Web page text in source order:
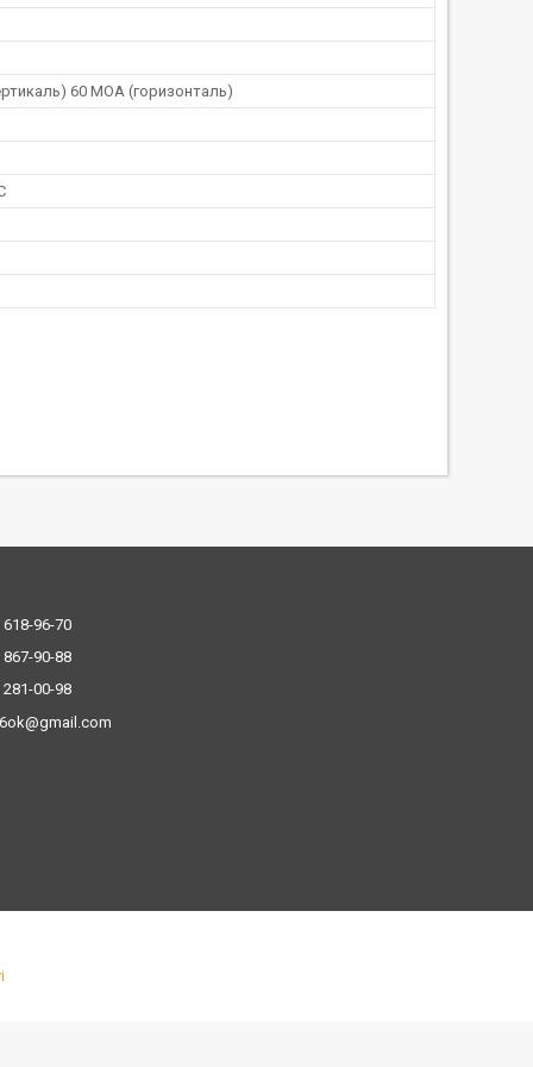
60 MOA (горизонталь)
96-70
90-88
00-98